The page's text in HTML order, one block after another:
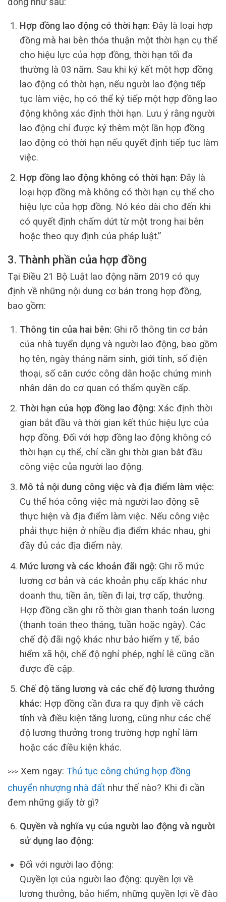
Hợp đồng lao động có thời hạn: Đây là loại hợp
đồng mà hai bên thỏa thuận một thời hạn cụ thể
cho hiệu lực của hợp đồng, thời hạn tối đa
thường là 03 năm. Sau khi ký kết một hợp đồng
lao động có thời hạn, nếu người lao động tiếp
tục làm việc, họ có thể ký tiếp một hợp đồng lao
động không xác định thời hạn. Lưu ý rằng người
lao động chỉ được ký thêm một lần hợp đồng
lao động có thời hạn nếu quyết định tiếp tục làm
việc.
Hợp đồng lao động không có thời hạn: Đây là
loại hợp đồng mà không có thời hạn cụ thể cho
hiệu lực của hợp đồng. Nó kéo dài cho đến khi
có quyết định chấm dứt từ một trong hai bên
hoặc theo quy định của pháp luật.”
3. Thành phần của hợp đồng
Tại Điều 21 Bộ Luật lao động năm 2019 có quy
định về những nội dung cơ bản trong hợp đồng,
bao gồm:
Thông tin của hai bên: Ghi rõ thông tin cơ bản
của nhà tuyển dụng và người lao động, bao gồm
họ tên, ngày tháng năm sinh, giới tính, số điện
thoại, số căn cước công dân hoặc chứng minh
nhân dân do cơ quan có thẩm quyền cấp.
Thời hạn của hợp đồng lao động: Xác định thời
gian bắt đầu và thời gian kết thúc hiệu lực của
hợp đồng. Đối với hợp đồng lao động không có
thời hạn cụ thể, chỉ cần ghi thời gian bắt đầu
công việc của người lao động.
Mô tả nội dung công việc và địa điểm làm việc:
Cụ thể hóa công việc mà người lao động sẽ
thực hiện và địa điểm làm việc. Nếu công việc
phải thực hiện ở nhiều địa điểm khác nhau, ghi
đầy đủ các địa điểm này.
Mức lương và các khoản đãi ngộ: Ghi rõ mức
lương cơ bản và các khoản phụ cấp khác như
doanh thu, tiền ăn, tiền đi lại, trợ cấp, thưởng.
Hợp đồng cần ghi rõ thời gian thanh toán lương
(thanh toán theo tháng, tuần hoặc ngày). Các
chế độ đãi ngộ khác như bảo hiểm y tế, bảo
hiểm xã hội, chế độ nghỉ phép, nghỉ lễ cũng cần
được đề cập.
Chế độ tăng lương và các chế độ lương thưởng
khác: Hợp đồng cần đưa ra quy định về cách
tính và điều kiện tăng lương, cũng như các chế
độ lương thưởng trong trường hợp nghỉ làm
hoặc các điều kiện khác.
>>> Xem ngay: Thủ tục công chứng hợp đồng
chuyển nhượng nhà đất như thế nào? Khi đi cần
đem những giấy tờ gì?
Quyền và nghĩa vụ của người lao động và người
sử dụng lao động:
Đối với người lao động:
Quyền lợi của người lao động: quyền lợi về
lương thưởng, bảo hiểm, những quyền lợi về đào